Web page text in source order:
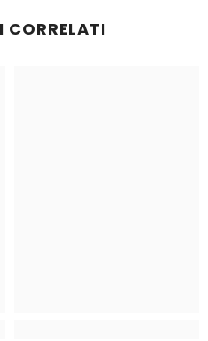
CORRELATI